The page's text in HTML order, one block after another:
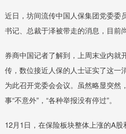
近日，坊间流传中国人保集团党委委
书记、总裁于泽被带走的消息，目前
券商中国记者了解到，上周末业内就
传，数位接近人保的人士证实了这一
为此召开党委会会议。虽然略显突然
事“不意外”，“各种举报没有停过”。
12月1日，在保险板块整体上涨的A